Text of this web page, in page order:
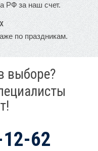
РФ за наш счет.
по праздникам.
выборе?
62